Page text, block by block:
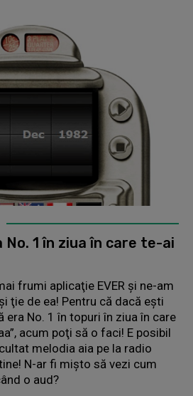
No. 1 în ziua în care te-ai
frumi aplicaţie EVER şi ne-am
ţie de ea! Pentru că dacă eşti
era No. 1 în topuri în ziua în care
acum poţi să o faci! E posibil
melodia aia pe la radio
N-ar fi mişto să vezi cum
o aud?